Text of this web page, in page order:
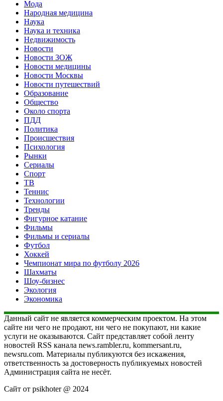
Мода
Народная медицина
Наука
Наука и техника
Недвижимость
Новости
Новости ЗОЖ
Новости медицины
Новости Москвы
Новости путешествий
Образование
Общество
Около спорта
ПДД
Политика
Происшествия
Психология
Рынки
Сериалы
Спорт
ТВ
Теннис
Технологии
Тренды
Фигурное катание
Фильмы
Фильмы и сериалы
Футбол
Хоккей
Чемпионат мира по футболу 2026
Шахматы
Шоу-бизнес
Экология
Экономика
Данный сайт не является коммерческим проектом. На этом
сайте ни чего не продают, ни чего не покупают, ни какие
услуги не оказываются. Сайт представляет собой ленту
новостей RSS канала news.rambler.ru, kommersant.ru,
newsru.com. Материалы публикуются без искажения,
ответственность за достоверность публикуемых новостей
Администрация сайта не несёт.
Сайт от psikhoter @ 2024